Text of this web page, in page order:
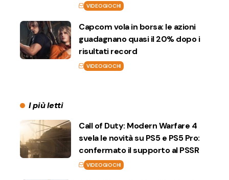
VIDEOGIOCHI
Capcom vola in borsa: le azioni
guadagnano quasi il 20% dopo i
risultati record
VIDEOGIOCHI
I più letti
Call of Duty: Modern Warfare 4
svela le novità su PS5 e PS5 Pro:
confermato il supporto al PSSR
VIDEOGIOCHI